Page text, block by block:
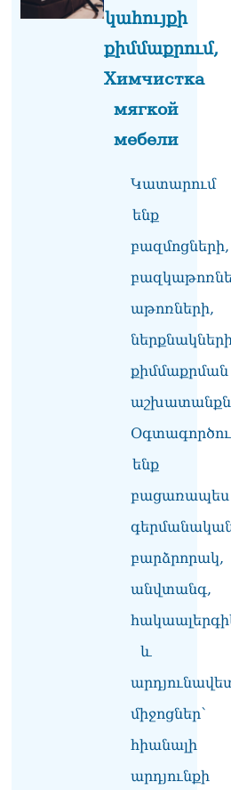
կահույքի
քիմմաքրում,
Химчистка
мягкой
мебели
Կատարում
ենք
բազմոցների,
աթոռների,
ներքնակների
քիմմաքրման
ենք
բացառապես
բարձրորակ,
անվտանգ,
և
միջոցներ՝
հիանալի
արդյունքի
է